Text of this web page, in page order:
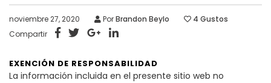
noviembre 27, 2020 PorBrandon Beylo 4 Gustos
Compartir
EXENCIÓN DE RESPONSABILIDAD
La información incluida en el presente sitio web no